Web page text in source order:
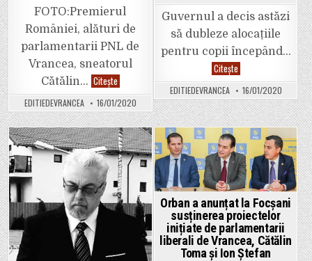
FOTO:Premierul
României, alături de
parlamentarii PNL de
Vrancea, sneatorul
Cătălin… CiteșteULTIMA
ORĂ:
Vom
avea
alegeri
în
două
tururi
pentru
primari!
EDITIEDEVRANCEA 16/01/2020
Guvernul a decis astăzi
să dubleze alocațiile
pentru copii începând…
CiteșteULTIMA
ORĂ:
Alocațiile
pentru
copii
vor
fi
DUBLATE
de
la
1
august!
EDITIEDEVRANCEA 16/01/2020
Posted
in
Posted
in
Orban a anunțat la Focșani
susținerea proiectelor
inițiate de parlamentarii
liberali de Vrancea, Cătălin
Toma și Ion Ștefan